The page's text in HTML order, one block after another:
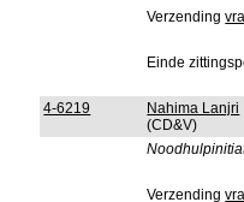
Verzending
Einde
4-6219
Nahima Lanjri
(CD&V)
Verzending